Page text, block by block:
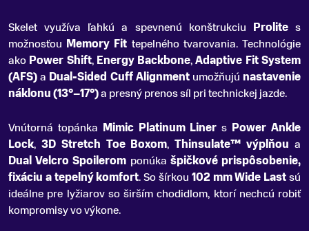
Skelet využíva ľahkú a spevnenú konštrukciu Prolites
možnosťou Memory Fit tepelného tvarovania. Technológie
ako Power Shift, Energy Backbone,Adaptive Fit System
(AFS)a Dual-Sided Cuff Alignmentumožňujú nastavenie
náklonu (13°–17°)a presný prenos síl pri technickej jazde.
Vnútorná topánka Mimic Platinum Liner s Power Ankle
Lock, 3D Stretch Toe Boxom,Thinsulate™ výplňou a
Dual Velcro Spoilerom ponúka špičkové prispôsobenie,
fixáciu a tepelný komfort. So šírkou 102 mm Wide Lastsú
ideálne pre lyžiarov so širším chodidlom, ktorí nechcú robiť
kompromisy vo výkone.